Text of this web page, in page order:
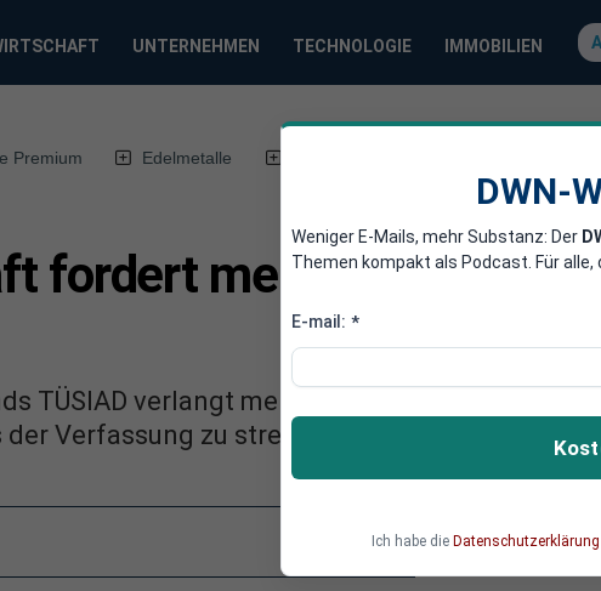
UNTERNEHMEN TECHNOLOGIE IMMOBILIEN
Premium Edelmetalle
fordert mehr Autonomie
TÜSIAD verlangt mehr Autonomie für die
Verfassung zu streichen.
DWN-
Weniger E-Mails, mehr Substanz: Der
Themen kompakt als Podcast. Für
E-mail: *
Ich habe die Datenschutzerklärung